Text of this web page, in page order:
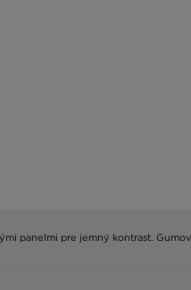
panelmi pre jemný kontrast.